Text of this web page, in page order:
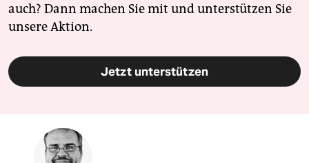
auch? Dann machen Sie mit und unterstützen Sie
unsere Aktion.
Jetzt unterstützen